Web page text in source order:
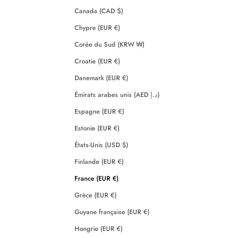
Canada (CAD $)
Chypre (EUR €)
Corée du Sud (KRW ₩)
Croatie (EUR €)
Danemark (EUR €)
Émirats arabes unis (AED د.إ)
Espagne (EUR €)
Estonie (EUR €)
États-Unis (USD $)
Finlande (EUR €)
France (EUR €)
Grèce (EUR €)
Guyane française (EUR €)
Hongrie (EUR €)